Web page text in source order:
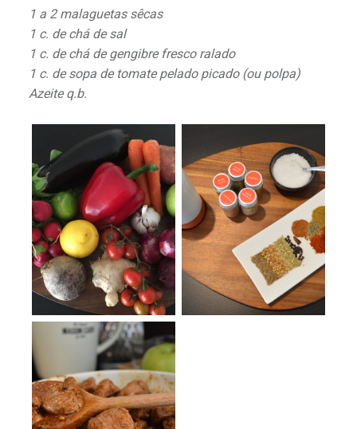
1 a 2 malaguetas sêcas
1 c. de chá de sal
1 c. de chá de gengibre fresco ralado
1 c. de sopa de tomate pelado picado (ou polpa)
Azeite q.b.